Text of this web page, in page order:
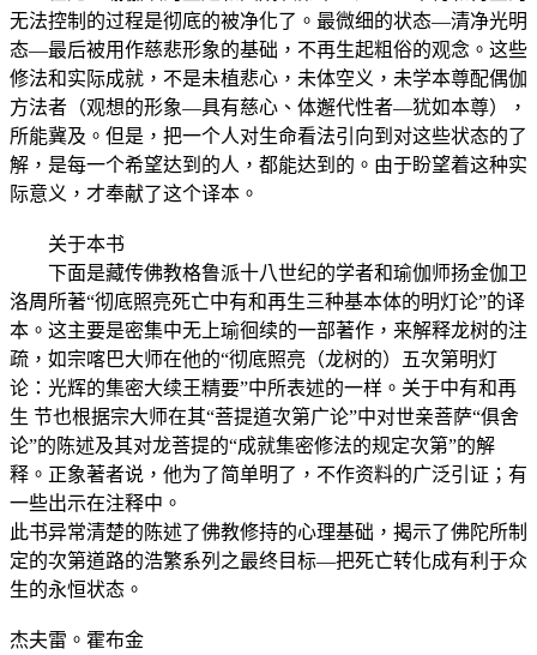
无法控制的过程是彻底的被净化了。最微细的状态—清净光明
态—最后被用作慈悲形象的基础，不再生起粗俗的观念。这些
修法和实际成就，不是未植悲心，未体空义，未学本尊配偶伽
方法者（观想的形象—具有慈心、体邂代性者—犹如本尊），
所能冀及。但是，把一个人对生命看法引向到对这些状态的了
解，是每一个希望达到的人，都能达到的。由于盼望着这种实
际意义，才奉献了这个译本。
关于本书
下面是藏传佛教格鲁派十八世纪的学者和瑜伽师扬金伽卫
洛周所著“彻底照亮死亡中有和再生三种基本体的明灯论”的译
本。这主要是密集中无上瑜徊续的一部著作，来解释龙树的注
疏，如宗喀巴大师在他的“彻底照亮（龙树的）五次第明灯
论：光辉的集密大续王精要”中所表述的一样。关于中有和再
生 节也根据宗大师在其“菩提道次第广论”中对世亲菩萨“俱舍
论”的陈述及其对龙菩提的“成就集密修法的规定次第”的解
释。正象著者说，他为了简单明了，不作资料的广泛引证；有
一些出示在注释中。
此书异常清楚的陈述了佛教修持的心理基础，揭示了佛陀所制
定的次第道路的浩繁系列之最终目标—把死亡转化成有利于众
生的永恒状态。
杰夫雷。霍布金